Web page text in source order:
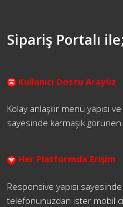
Sipariş Portalı ile;
Kullanıcı Dostu Arayüz
Kolay anlaşılır menü yapısı
sayesinde karmaşık
Her Platformda Erişim
Responsive yapısı
telefonunuzdan ister mobil